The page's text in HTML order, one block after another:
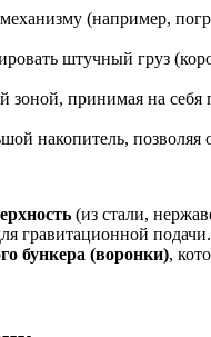
(например,
штучный груз
зоной, принимая на
накопитель,
(из стали,
гравитационной подачи.
бункера (воронки),